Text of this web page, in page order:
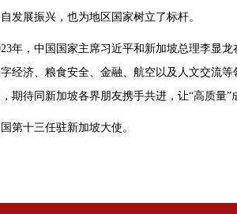
发展振兴，也为地区国家树立了标杆。
年，中国国家主席习近平和新加坡总理李显
经济、粮食安全、金融、航空以及人文交流
期待同新加坡各界朋友携手共进，让“高质量
第十三任驻新加坡大使。